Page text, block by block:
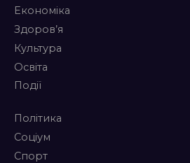
Економіка
Здоров’я
Культура
Освіта
Події
Політика
Соціум
Спорт